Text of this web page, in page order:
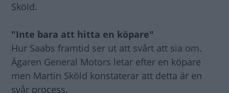
Sköld.
"Inte bara att hitta en köpare"
Hur Saabs framtid ser ut att svårt att sia om.
Ägaren General Motors letar efter en köpare
men Martin Sköld konstaterar att detta är en
svår process.